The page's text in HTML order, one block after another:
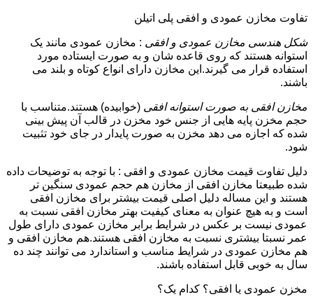
تفاوت مخازن عمودی و افقی پلی اتیلن
شکل هندسی مخازن عمودی و افقی : مخازن عمودی مانند یک
استوانه هستند که روی قاعده شان و به صورت ایستاده مورد
استفاده قرار می گیرند.این مخازن دارای انواع کوتاه و بلند می
باشند.
مخازن افقی به صورت استوانه افقی (خوابیده) هستند.متناسب با
حجم مخزن پایه هایی از جنس خود مخزن در قالب آن پیش بینی
شده که اجازه می دهد مخزن به صورت پایدار در جای خود تثبیت
شود.
دلیل تفاوت قیمت مخازن عمودی و افقی : با توجه به توضیحات داده
شده طبیعتا مخازن افقی از مخازن هم حجم عمودی سنگین تر
هستند و این مساله دلیل اصلی قیمت بیشتر برای مخازن افقی
است و به هیچ عنوان به معنای کیفیت بهتر مخازن افقی نسبت به
عمودی نیست بر عکس در شرایط برابر مخازن عمودی دارای طول
عمر نسبتا بیشتری نسبت به مخازن افقی هستند.هم مخازن افقی و
هم مخازن عمودی در شرایط مناسب و استاندارد می توانند چند ده
سال به خوبی قابل استفاده باشند.
مخزن عمودی یا افقی؟ کدام یک؟